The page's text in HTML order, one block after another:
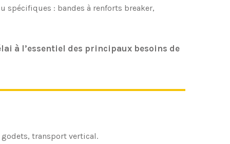
spécifiques : bandes à renforts breaker,
à l’essentiel des principaux besoins de
transport vertical.